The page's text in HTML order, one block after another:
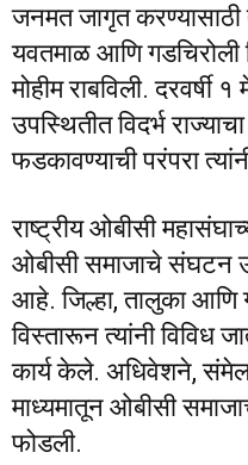
जनमत जागृत करण्यासाठी
यवतमाळ आणि गडचिरोली
मोहीम राबविली. दरवर्षी १
उपस्थितीत विदर्भ
फडकावण्याची परंपरा
राष्ट्रीय ओबीसी
ओबीसी समाजाचे संघटन
आहे. जिल्हा, तालुका आणि
विस्तारून त्यांनी विविध
कार्य केले. अधिवेशने,
माध्यमातून ओबीसी
फोडली.